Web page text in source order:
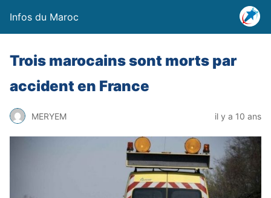
Infos du Maroc
Trois marocains sont morts par
accident en France
MERYEM il y a 10 ans